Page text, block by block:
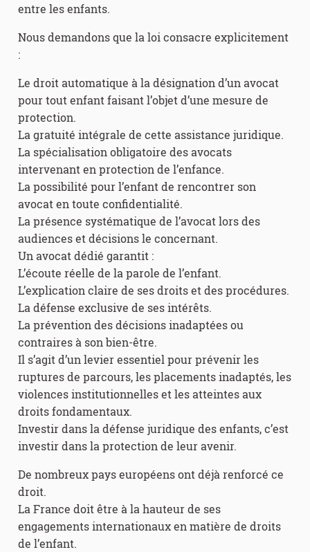
entre les enfants.
Nous demandons que la loi consacre explicitement
:
Le droit automatique à la désignation d’un avocat
pour tout enfant faisant l’objet d’une mesure de
protection.
La gratuité intégrale de cette assistance juridique.
La spécialisation obligatoire des avocats
intervenant en protection de l’enfance.
La possibilité pour l’enfant de rencontrer son
avocat en toute confidentialité.
La présence systématique de l’avocat lors des
audiences et décisions le concernant.
Un avocat dédié garantit :
L’écoute réelle de la parole de l’enfant.
L’explication claire de ses droits et des procédures.
La défense exclusive de ses intérêts.
La prévention des décisions inadaptées ou
contraires à son bien-être.
Il s’agit d’un levier essentiel pour prévenir les
ruptures de parcours, les placements inadaptés, les
violences institutionnelles et les atteintes aux
droits fondamentaux.
Investir dans la défense juridique des enfants, c’est
investir dans la protection de leur avenir.
De nombreux pays européens ont déjà renforcé ce
droit.
La France doit être à la hauteur de ses
engagements internationaux en matière de droits
de l’enfant.